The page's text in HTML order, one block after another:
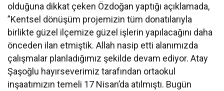
olduğuna dikkat çeken Özdoğan yaptığı açıklamada,
”Kentsel dönüşüm projemizin tüm donatılarıyla
birlikte güzel ilçemize güzel işlerin yapılacağını daha
önceden ilan etmiştik. Allah nasip etti alanımızda
çalışmalar planladığımız şekilde devam ediyor. Atay
Şaşoğlu hayırseverimiz tarafından ortaokul
inşaatımızın temeli 17 Nisan’da atılmıştı. Bugün